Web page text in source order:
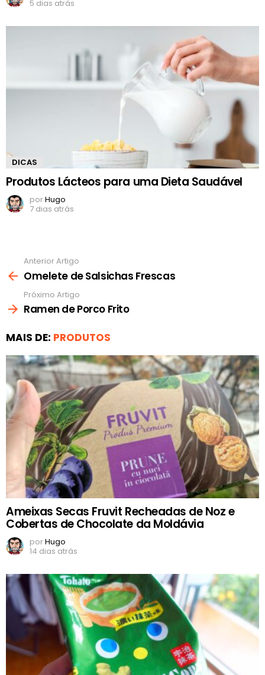
5 dias atrás
DICAS
Produtos Lácteos para uma Dieta Saudável
porHugo
7 dias atrás
mais
Anterior Artigo
Omelete de Salsichas Frescas
Próximo Artigo
Ramen de Porco Frito
MAIS DE: PRODUTOS
Ameixas Secas Fruvit Recheadas de Noz e
Cobertas de Chocolate da Moldávia
porHugo
14 dias atrás